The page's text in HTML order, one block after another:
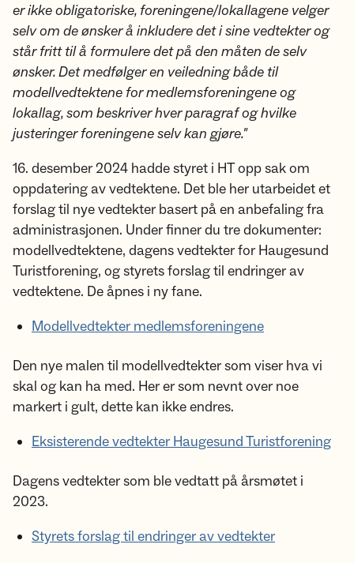
er ikke obligatoriske, foreningene/lokallagene velger
selv om de ønsker å inkludere det i sine vedtekter og
står fritt til å formulere det på den måten de selv
ønsker. Det medfølger en veiledning både til
modellvedtektene for medlemsforeningene og
lokallag, som beskriver hver paragraf og hvilke
justeringer foreningene selv kan gjøre."
16. desember 2024 hadde styret i HT opp sak om
oppdatering av vedtektene. Det ble her utarbeidet et
forslag til nye vedtekter basert på en anbefaling fra
administrasjonen. Under finner du tre dokumenter:
modellvedtektene, dagens vedtekter for Haugesund
Turistforening, og styrets forslag til endringer av
vedtektene. De åpnes i ny fane.
Modellvedtekter medlemsforeningene
Den nye malen til modellvedtekter som viser hva vi
skal og kan ha med. Her er som nevnt over noe
markert i gult, dette kan ikke endres.
Eksisterende vedtekter Haugesund Turistforening
Dagens vedtekter som ble vedtatt på årsmøtet i
2023.
Styrets forslag til endringer av vedtekter